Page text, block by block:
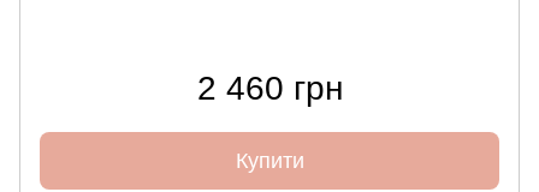
2 460 грн
Купити